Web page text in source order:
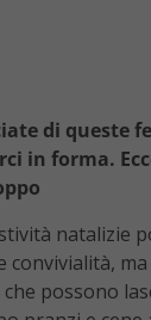
di queste
in forma.
natalizie
convivialità,
possono